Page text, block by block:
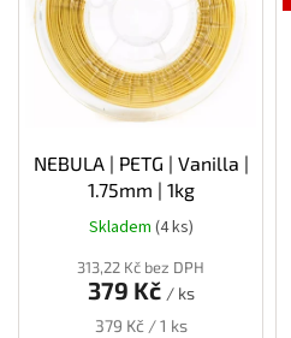
NEBULA | PETG | Vanilla |
1.75mm | 1kg
Skladem (4 ks)
313,22 Kč bez DPH
379 Kč / ks
Měrná
379 Kč / 1 ks